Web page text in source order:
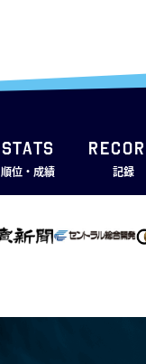
STATS
順位・成績 記録